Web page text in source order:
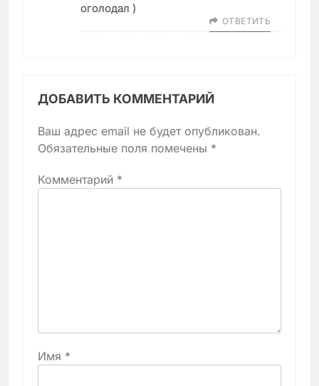
оголодал )
ОТВЕТИТЬ
ДОБАВИТЬ КОММЕНТАРИЙ
Ваш адрес email не будет опубликован.
Обязательные поля помечены *
Комментарий *
Имя *